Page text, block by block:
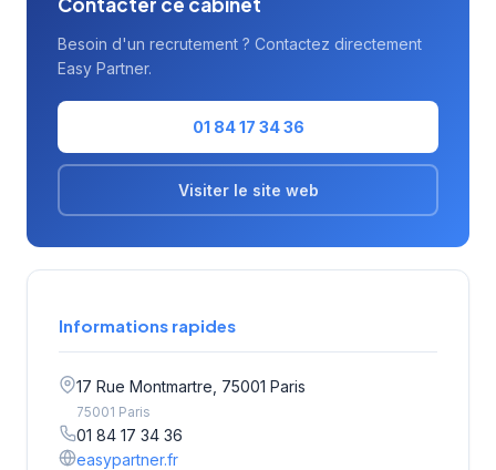
Besoin d'un recrutement ? Contactez directement
Easy Partner.
01 84 17 34 36
Visiter le site web
Informations rapides
17 Rue Montmartre, 75001 Paris
75001 Paris
01 84 17 34 36
easypartner.fr